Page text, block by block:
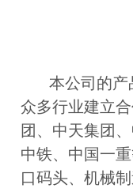
本公司的产
众多行业建立
团、中天集团
中铁、中国一
口码头、机械